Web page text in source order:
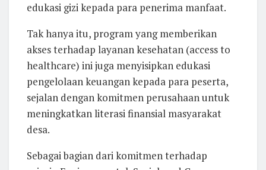
edukasi gizi kepada para penerima manfaat.
Tak hanya itu, program yang memberikan
akses terhadap layanan kesehatan (access to
healthcare) ini juga menyisipkan edukasi
pengelolaan keuangan kepada para peserta,
sejalan dengan komitmen perusahaan untuk
meningkatkan literasi finansial masyarakat
desa.
Sebagai bagian dari komitmen terhadap